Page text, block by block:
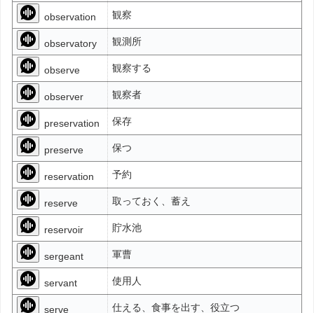
observation 観察
observatory 観測所
observe 観察する
observer 観察者
preservation 保存
preserve 保つ
reservation 予約
reserve 取っておく、蓄え
reservoir 貯水池
sergeant 軍曹
servant 使用人
serve 仕える、食事を出す、役立つ